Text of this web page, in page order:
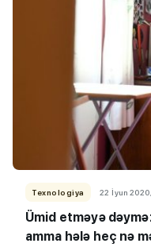
Texnologiya 22 İyun
Ümid etməyə
amma hələ heç nə